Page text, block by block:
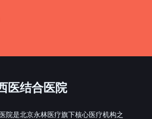
医结合医院
院是北京永林医疗旗下核心医疗机构之